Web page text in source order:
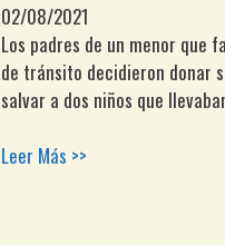
02/08/2021
Los padres de un menor que
de tránsito decidieron donar
salvar a dos niños que
Leer Más >>